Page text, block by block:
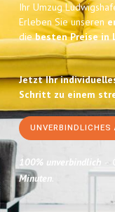
Ihr Umzug
Erleben Sie unseren
diebesten Preise in
Jetzt Ihr
Schritt zu einem
UNVERBINDLICHES
100% unverbindlich –
Minuten.